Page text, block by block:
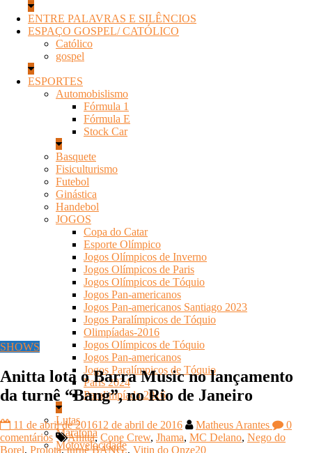
ENTRE PALAVRAS E SILÊNCIOS
ESPAÇO GOSPEL/ CATÓLICO
Católico
gospel
ESPORTES
Automobislismo
Fórmula 1
Fórmula E
Stock Car
Basquete
Fisiculturismo
Futebol
Ginástica
Handebol
JOGOS
Copa do Catar
Esporte Olímpico
Jogos Olímpicos de Inverno
Jogos Olímpicos de Paris
Jogos Olímpicos de Tóquio
Jogos Pan-americanos
Jogos Pan-americanos Santiago 2023
Jogos Paralímpicos de Tóquio
Olimpíadas-2016
Jogos Olímpicos de Tóquio
Jogos Pan-americanos
Jogos Paralímpicos de Tóquio
Paris 2024
Paralimpíada 2016
Lutas
Maratona
Motovelocidade
SHOWS
Anitta lota o Barra Music no lançamento
da turnê “Bang”, no Rio de Janeiro
11 de abril de 201612 de abril de 2016 Matheus Arantes
0
comentários
Anitta, Cone Crew, Jhama, MC Delano, Nego do
Borel, Projota,turnê BANG., Vitin do Onze20